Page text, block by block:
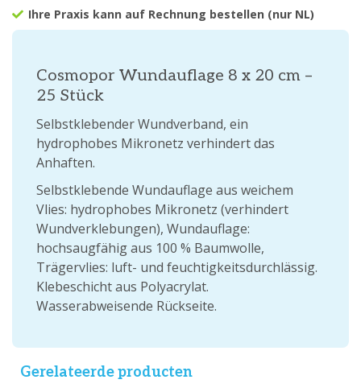
Ihre Praxis kann auf Rechnung bestellen (nur NL)
Cosmopor Wundauflage 8 x 20 cm –
25 Stück
Selbstklebender Wundverband, ein
hydrophobes Mikronetz verhindert das
Anhaften.
Selbstklebende Wundauflage aus weichem
Vlies: hydrophobes Mikronetz (verhindert
Wundverklebungen), Wundauflage:
hochsaugfähig aus 100 % Baumwolle,
Trägervlies: luft- und feuchtigkeitsdurchlässig.
Klebeschicht aus Polyacrylat.
Wasserabweisende Rückseite.
Gerelateerde producten